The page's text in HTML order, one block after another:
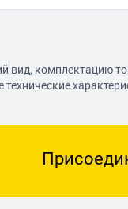
вид, комплектацию